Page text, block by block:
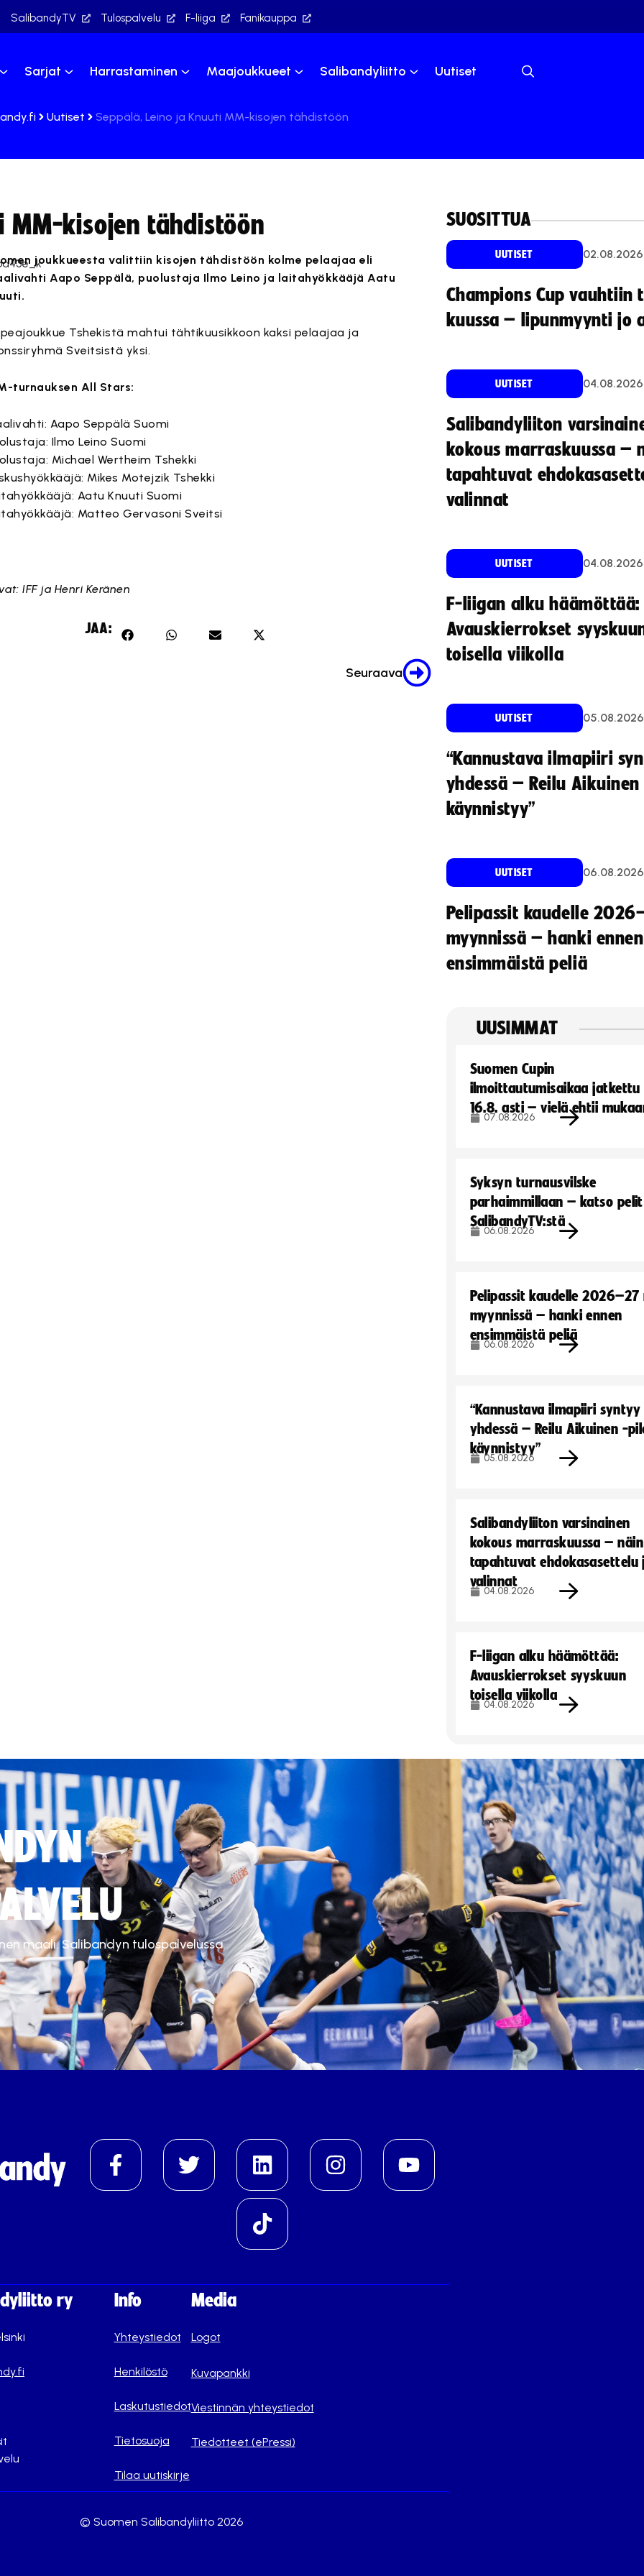
SalibandyTV Tulospalvelu F-liiga Fanikauppa
Sarjat Harrastaminen Maajoukkueet Salibandyliitto Uutiset
Uutiset Seppälä, Leino ja Knuuti MM-kisojen tähdistöön
MM-kisojen tähdistöön
joukkueesta valittiin kisojen tähdistöön kolme pelaajaa eli
Aapo Seppälä, puolustaja Ilmo Leino ja laitahyökkääjä Aatu
Tshekistä mahtui tähtikuusikkoon kaksi pelaajaa ja
Sveitsistä yksi.
turnauksen All Stars:
Aapo Seppälä Suomi
Ilmo Leino Suomi
Michael Wertheim Tshekki
Mikes Motejzik Tshekki
Aatu Knuuti Suomi
Matteo Gervasoni Sveitsi
IFF ja Henri Keränen
JAA:
Seuraava
SUOSITTUA
UUTISET 02.08.2026
Champions Cup vauhtiin
kuussa – lipunmyynti jo
UUTISET 04.08.2026
Salibandyliiton
kokous marraskuussa –
tapahtuvat
valinnat
UUTISET 04.08.2026
F-liigan alku häämöttää:
Avauskierrokset
toisella viikolla
UUTISET 05.08.2026
“Kannustava ilmapiiri
yhdessä – Reilu
käynnistyy”
UUTISET 06.08.2026
Pelipassit kaudelle
myynnissä – hanki ennen
ensimmäistä peliä
UUSIMMAT
Suomen Cupin
ilmoittautumisaikaa jatkettu
16.8. asti – vielä ehtii
07.08.2026
Syksyn turnausvilske
parhaimmillaan – katso pelit
SalibandyTV:stä
06.08.2026
Pelipassit kaudelle
myynnissä – hanki ennen
ensimmäistä peliä
06.08.2026
“Kannustava ilmapiiri syntyy
yhdessä – Reilu Aikuinen -
käynnistyy”
05.08.2026
Salibandyliiton varsinainen
kokous marraskuussa – näin
tapahtuvat ehdokasasettelu
valinnat
04.08.2026
F-liigan alku häämöttää:
Avauskierrokset syyskuun
toisella viikolla
04.08.2026
maali. Salibandyn tulospalvelussa.
ry Info
Yhteystiedot
Henkilöstö
Laskutustiedot
Tietosuoja
Tilaa uutiskirje
Media
Logot
Kuvapankki
Viestinnän yhteystiedot
Tiedotteet (ePressi)
© Suomen Salibandyliitto 2026